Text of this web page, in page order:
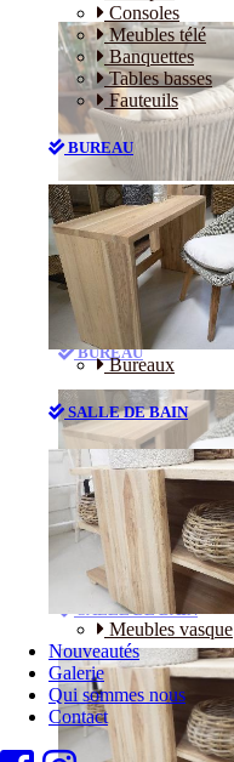
Consoles
Meubles télé
Banquettes
Tables basses
Fauteuils
BUREAU
Bureaux
SALLE DE BAIN
Meubles vasque
Nouveautés
Galerie
Qui sommes nous
Contact
Canapés
Consoles
Meubles télé
Banquettes
Tables basses
Fauteuils
BUREAU
Bureaux
SALLE DE BAIN